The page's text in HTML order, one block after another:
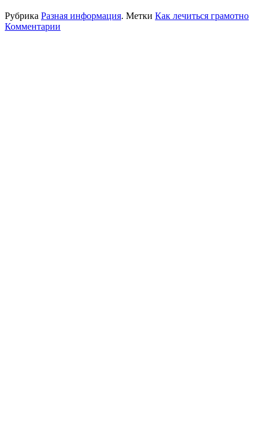
Рубрика Разная информация. Метки Как лечиться грамотно
Комментарии